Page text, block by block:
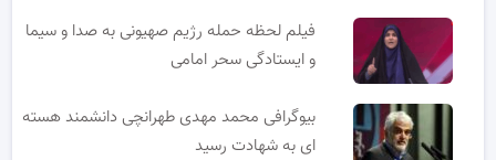
فیلم لحظه حمله رژیم صهیونی به صدا و سیما
و ایستادگی سحر امامی
بیوگرافی محمد مهدی طهرانچی دانشمند هسته
ای به شهادت رسید